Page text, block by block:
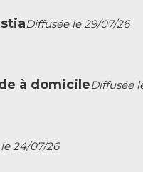
Diffusée le 29/07/26
à domicileDiffusée
24/07/26